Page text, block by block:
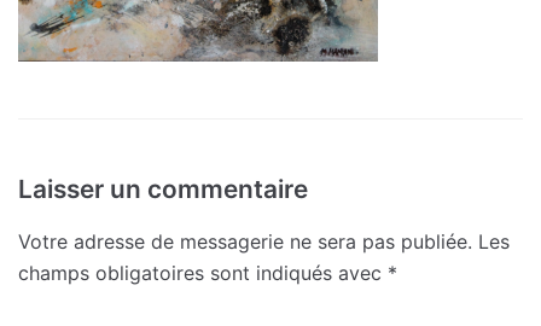
Laisser un commentaire
Votre adresse de messagerie ne sera pas publiée. Les
champs obligatoires sont indiqués avec *